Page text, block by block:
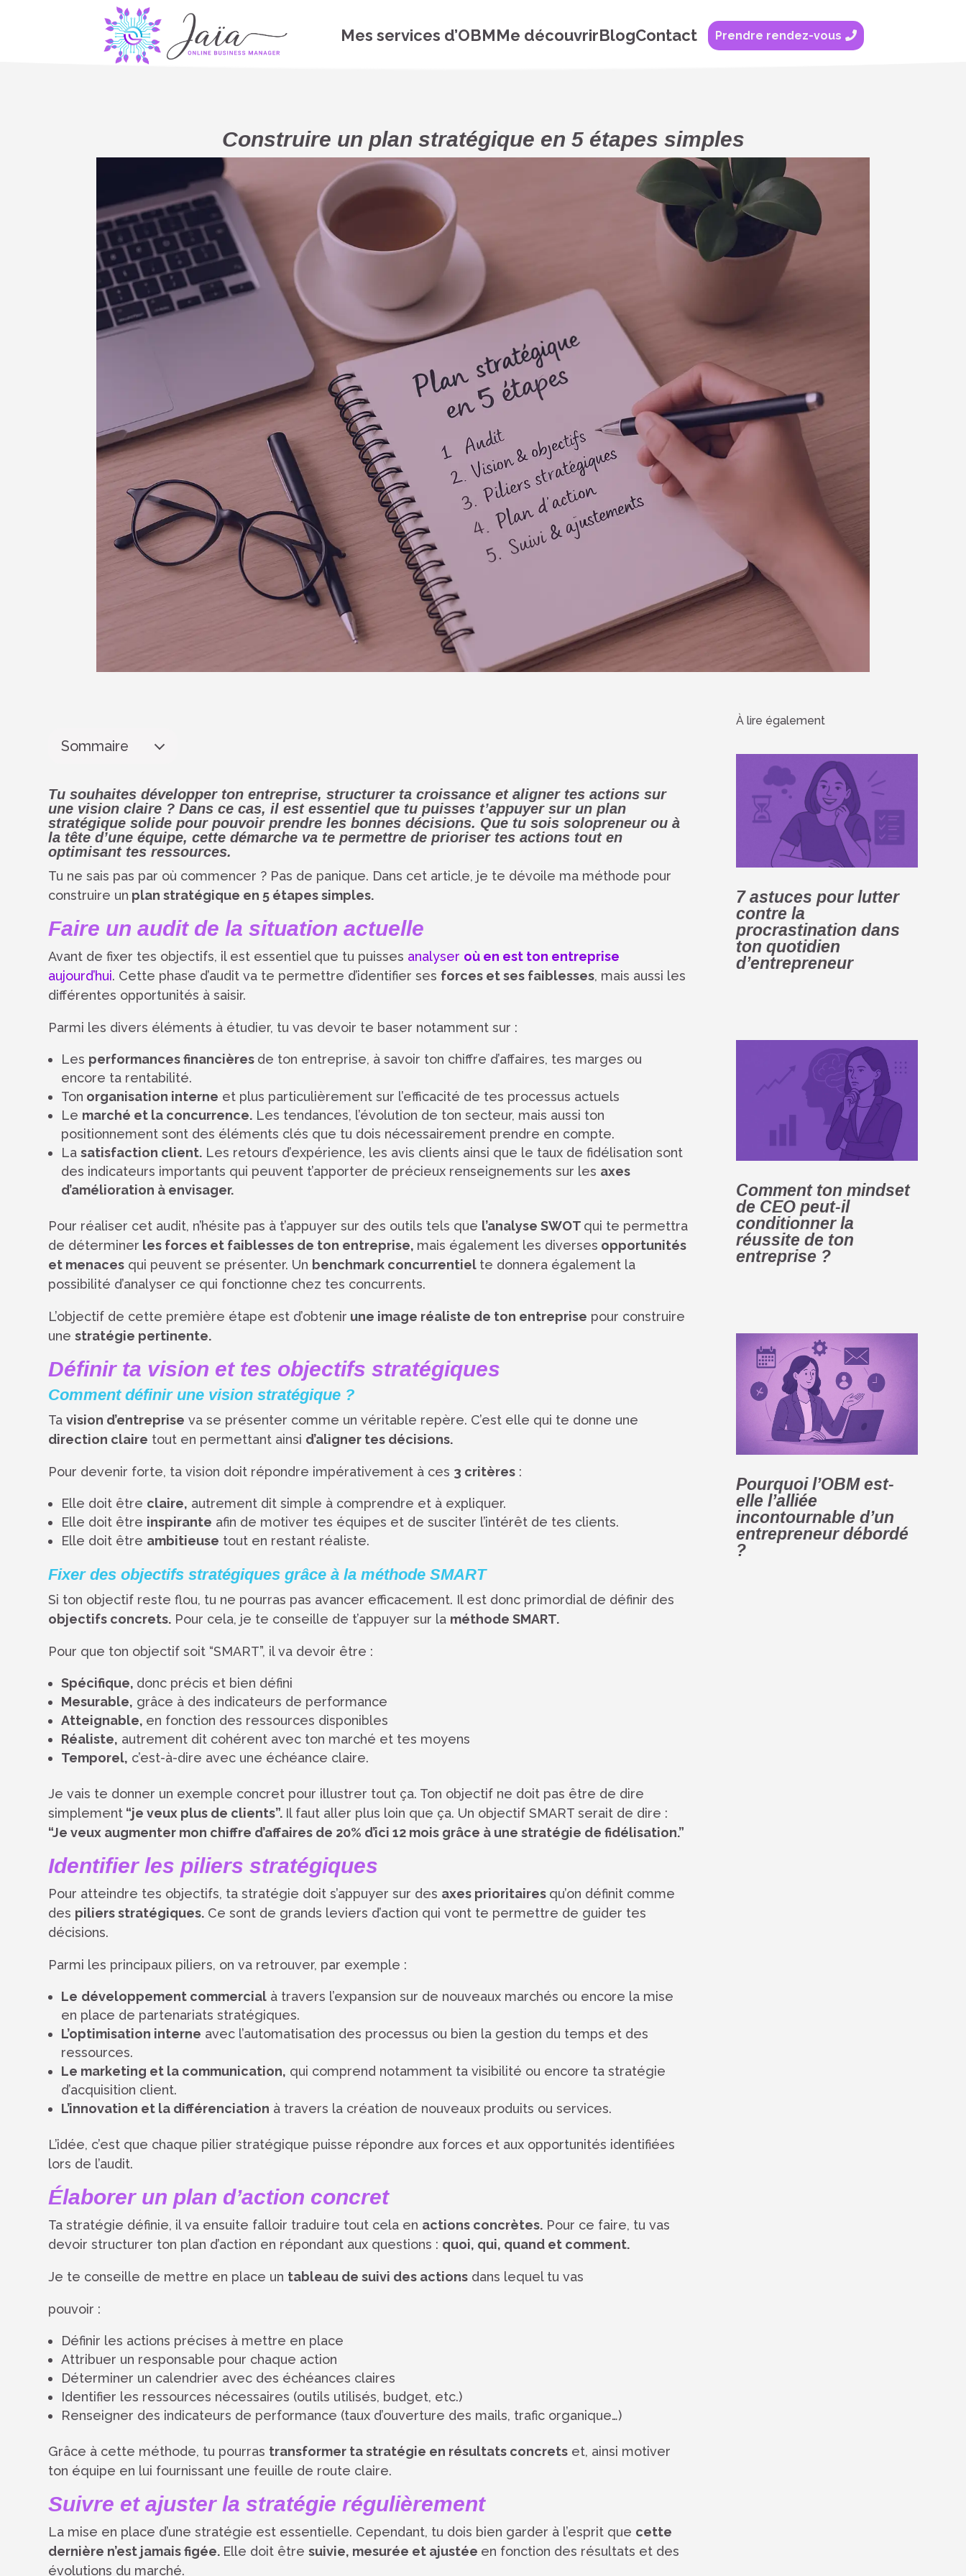
Mes services d’OBMMe découvrirBlogContact Prendre rendez-vous 
Construire un plan stratégique en 5 étapes simples
Sommaire
Tu souhaites développer ton entreprise, structurer ta croissance et aligner tes actions sur
une vision claire ? Dans ce cas, il est essentiel que tu puisses t’appuyer sur unplan
stratégique solide pour pouvoir prendre les bonnes décisions. Que tu sois solopreneur ou à
la tête d’une équipe, cette démarche va te permettre deprioriser tes actions tout en
optimisant tes ressources.
Tu ne sais pas par où commencer ? Pas de panique. Dans cet article, je te dévoile ma méthode pour
construire un plan stratégique en 5 étapes simples.
Faire un audit de la situation actuelle
Avant de fixer tes objectifs, il est essentiel que tu puisses analyser où en est ton entreprise
aujourd’hui. Cette phase d’audit va te permettre d’identifier ses forces et ses faiblesses, mais aussi les
différentes opportunités à saisir.
Parmi les divers éléments à étudier, tu vas devoir te baser notamment sur :
Les performances financières de ton entreprise, à savoir ton chiffre d’affaires, tes marges ou
encore ta rentabilité.
Ton organisation interne et plus particulièrement sur l’efficacité de tes processus actuels
Le marché et la concurrence. Les tendances, l’évolution de ton secteur, mais aussi ton
positionnement sont des éléments clés que tu dois nécessairement prendre en compte.
Lasatisfaction client. Les retours d’expérience, les avis clients ainsi que le taux de fidélisation sont
des indicateurs importants qui peuvent t’apporter de précieux renseignements sur les axes
d’amélioration à envisager.
Pour réaliser cet audit, n’hésite pas à t’appuyer sur des outils tels que l’analyse SWOT qui te permettra
de déterminer les forces et faiblesses de ton entreprise, mais également les diverses opportunités
et menaces qui peuvent se présenter. Un benchmark concurrentiel te donnera également la
possibilité d’analyser ce qui fonctionne chez tes concurrents.
L’objectif de cette première étape est d’obtenir une image réaliste de ton entreprise pour construire
unestratégie pertinente.
Définir ta vision et tes objectifs stratégiques
Comment définir une vision stratégique ?
Tavision d’entreprise va se présenter comme un véritable repère. C’est elle qui te donne une
direction claire tout en permettant ainsi d’aligner tes décisions.
Pour devenir forte, ta vision doit répondre impérativement à ces 3 critères :
Elle doit être claire, autrement dit simple à comprendre et à expliquer.
Elle doit être inspirante afin de motiver tes équipes et de susciter l’intérêt de tes clients.
Elle doit être ambitieuse tout en restant réaliste.
Fixer des objectifs stratégiques grâce à la méthode SMART
Si ton objectif reste flou, tu ne pourras pas avancer efficacement. Il est donc primordial de définir des
objectifs concrets. Pour cela, je te conseille de t’appuyer sur la méthode SMART.
Pour que ton objectif soit “SMART”, il va devoir être :
Spécifique, donc précis et bien défini
Mesurable, grâce à des indicateurs de performance
Atteignable, en fonction des ressources disponibles
Réaliste, autrement dit cohérent avec ton marché et tes moyens
Temporel, c’est-à-dire avec une échéance claire.
Je vais te donner un exemple concret pour illustrer tout ça. Ton objectif ne doit pas être de dire
simplement “je veux plus de clients”. Il faut aller plus loin que ça. Un objectif SMART serait de dire :
“Je veux augmenter mon chiffre d’affaires de 20% d’ici 12 mois grâce à une stratégie de fidélisation.”
Identifier les piliers stratégiques
Pour atteindre tes objectifs, ta stratégie doit s’appuyer sur des axes prioritaires qu’on définit comme
des piliers stratégiques. Ce sont de grands leviers d’action qui vont te permettre de guider tes
décisions.
Parmi les principaux piliers, on va retrouver, par exemple :
Le développement commercial à travers l’expansion sur de nouveaux marchés ou encore la mise
en place de partenariats stratégiques.
L’optimisation interne avec l’automatisation des processus ou bien la gestion du temps et des
ressources.
Le marketing et la communication, qui comprend notamment ta visibilité ou encore ta stratégie
d’acquisition client.
L’innovation et la différenciation à travers la création de nouveaux produits ou services.
L’idée, c’est que chaque pilier stratégique puisse répondre aux forces et aux opportunités identifiées
lors de l’audit.
Élaborer un plan d’action concret
Ta stratégie définie, il va ensuite falloir traduire tout cela en actions concrètes. Pour ce faire, tu vas
devoir structurer ton plan d’action en répondant aux questions : quoi, qui, quand et comment.
Je te conseille de mettre en place un tableau de suivi des actions dans lequel tu vas
pouvoir :
Définir les actions précises à mettre en place
Attribuer un responsable pour chaque action
Déterminer un calendrier avec des échéances claires
Identifier les ressources nécessaires (outils utilisés, budget, etc.)
Renseigner des indicateurs de performance (taux d’ouverture des mails, trafic organique…)
Grâce à cette méthode, tu pourras transformer ta stratégie en résultats concrets et, ainsi motiver
ton équipe en lui fournissant une feuille de route claire.
Suivre et ajuster la stratégie régulièrement
La mise en place d’une stratégie est essentielle. Cependant, tu dois bien garder à l’esprit que cette
dernière n’est jamais figée. Elle doit êtresuivie, mesurée et ajustée en fonction des résultats et des
évolutions du marché.
À lire également
7 astuces pour lutter
contre la
procrastination dans
ton quotidien
d’entrepreneur
Comment ton mindset
de CEO peut-il
conditionner la
réussite de ton
entreprise ?
Pourquoi l’OBM est-
elle l’alliée
incontournable d’un
entrepreneur débordé
?